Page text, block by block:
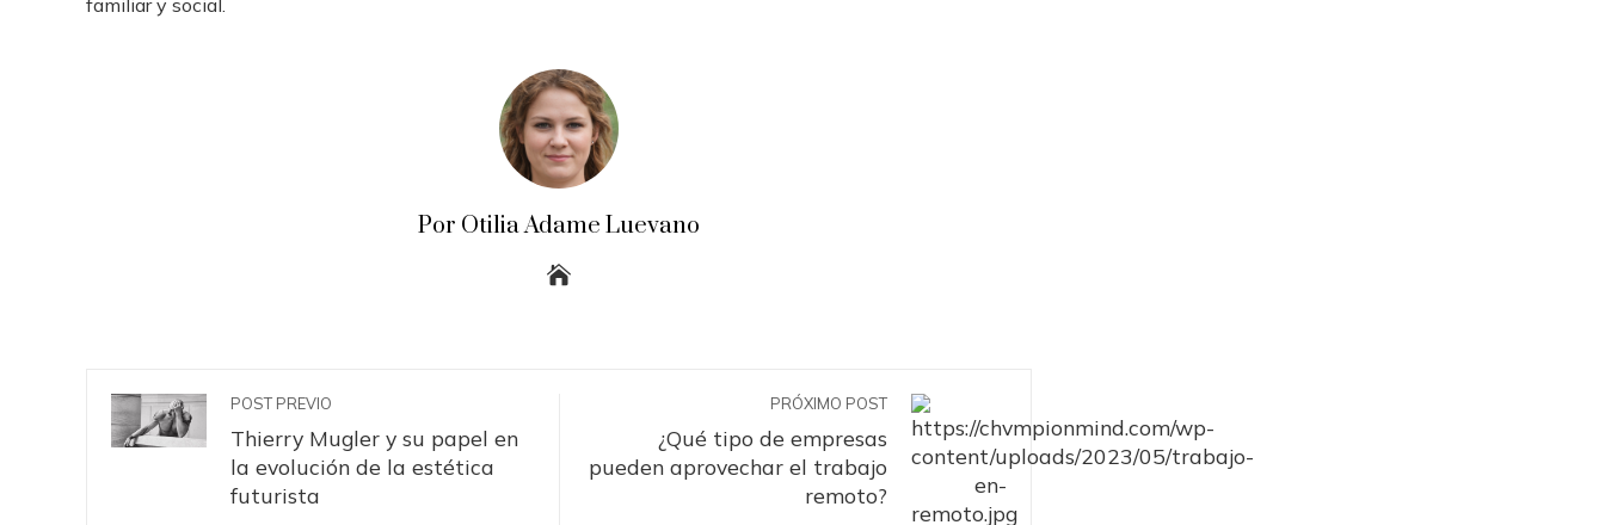
familiar y social.
Por Otilia Adame Luevano
POST PREVIO
Thierry Mugler y su papel en
la evolución de la estética
futurista
PRÓXIMO POST
¿Qué tipo de empresas
pueden aprovechar el trabajo
remoto?